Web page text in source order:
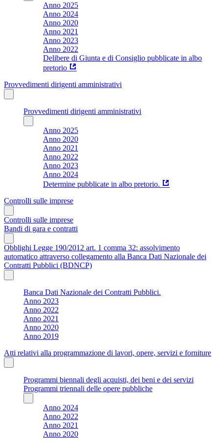
Anno 2025
Anno 2024
Anno 2020
Anno 2021
Anno 2023
Anno 2022
Delibere di Giunta e di Consiglio pubblicate in albo
pretorio
Provvedimenti dirigenti amministrativi
Provvedimenti dirigenti amministrativi
Anno 2025
Anno 2020
Anno 2021
Anno 2022
Anno 2023
Anno 2024
Determine pubblicate in albo pretorio.
Controlli sulle imprese
Controlli sulle imprese
Bandi di gara e contratti
Obblighi Legge 190/2012 art. 1 comma 32: assolvimento
automatico attraverso collegamento alla Banca Dati Nazionale dei
Contratti Pubblici (BDNCP)
Banca Dati Nazionale dei Contratti Pubblici.
Anno 2023
Anno 2022
Anno 2021
Anno 2020
Anno 2019
Atti relativi alla programmazione di lavori, opere, servizi e forniture
Programmi biennali degli acquisti, dei beni e dei servizi
Programmi triennali delle opere pubbliche
Anno 2024
Anno 2022
Anno 2021
Anno 2020